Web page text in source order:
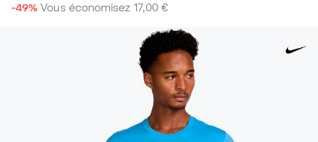
-49% Vous économisez 17,00 €